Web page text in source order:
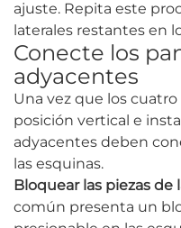
ajuste. Repita este
laterales restantes en
Conecte los
adyacentes
Una vez que los
posición vertical e
adyacentes deben
las esquinas.
Bloquear las piezas de
común presenta un